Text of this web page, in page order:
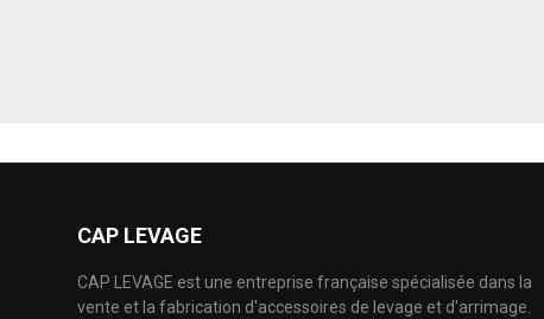
CAP LEVAGE
CAP LEVAGE est une entreprise française spécialisée dans la
vente et la fabrication d'accessoires de levage et d'arrimage.